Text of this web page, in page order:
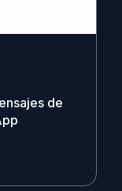
de